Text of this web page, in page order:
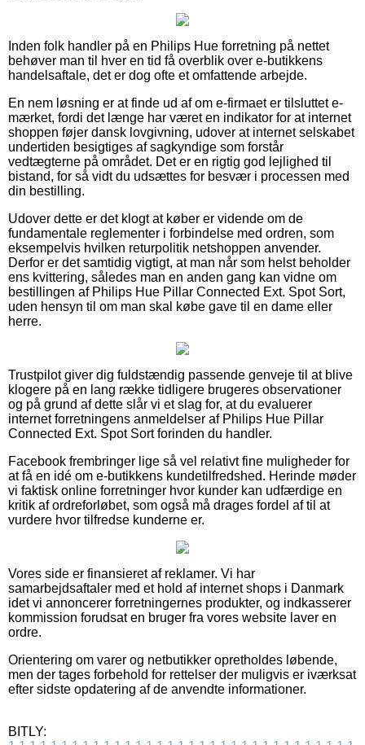
Inden folk handler på en Philips Hue forretning på nettet
behøver man til hver en tid få overblik over e-butikkens
handelsaftale, det er dog ofte et omfattende arbejde.
En nem løsning er at finde ud af om e-firmaet er tilsluttet e-
mærket, fordi det længe har været en indikator for at internet
shoppen føjer dansk lovgivning, udover at internet selskabet
undertiden besigtiges af sagkyndige som forstår
vedtægterne på området. Det er en rigtig god lejlighed til
bistand, for så vidt du udsættes for besvær i processen med
din bestilling.
Udover dette er det klogt at køber er vidende om de
fundamentale reglementer i forbindelse med ordren, som
eksempelvis hvilken returpolitik netshoppen anvender.
Derfor er det samtidig vigtigt, at man når som helst beholder
ens kvittering, således man en anden gang kan vidne om
bestillingen af Philips Hue Pillar Connected Ext. Spot Sort,
uden hensyn til om man skal købe gave til en dame eller
herre.
Trustpilot giver dig fuldstændig passende genveje til at blive
klogere på en lang række tidligere brugeres observationer
og på grund af dette slår vi et slag for, at du evaluerer
internet forretningens anmeldelser af Philips Hue Pillar
Connected Ext. Spot Sort forinden du handler.
Facebook frembringer lige så vel relativt fine muligheder for
at få en idé om e-butikkens kundetilfredshed. Herinde møder
vi faktisk online forretninger hvor kunder kan udfærdige en
kritik af ordreforløbet, som også må drages fordel af til at
vurdere hvor tilfredse kunderne er.
Vores side er finansieret af reklamer. Vi har
samarbejdsaftaler med et hold af internet shops i Danmark
idet vi annoncerer forretningernes produkter, og indkasserer
kommission forudsat en bruger fra vores website laver en
ordre.
Orientering om varer og netbutikker opretholdes løbende,
men der tages forbehold for rettelser der muligvis er iværksat
efter sidste opdatering af de anvendte informationer.
BITLY: